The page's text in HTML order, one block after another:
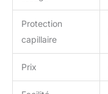
Protection
capillaire
Prix